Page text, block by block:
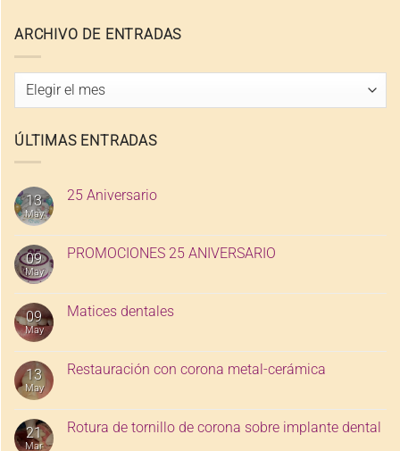
ARCHIVO DE ENTRADAS
Archivo
ÚLTIMAS ENTRADAS
13
May
25 Aniversario
09
May
PROMOCIONES 25 ANIVERSARIO
09
May
Matices dentales
13
May
Restauración con corona metal-cerámica
21
Mar
Rotura de tornillo de corona sobre implante dental